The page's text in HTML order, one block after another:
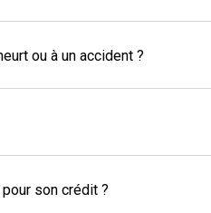
ou à un accident ?
son crédit ?